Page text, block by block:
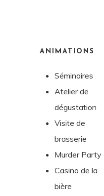
ANIMATIONS
Séminaires
Atelier de
dégustation
Visite de
brasserie
Murder Party
Casino de la
bière